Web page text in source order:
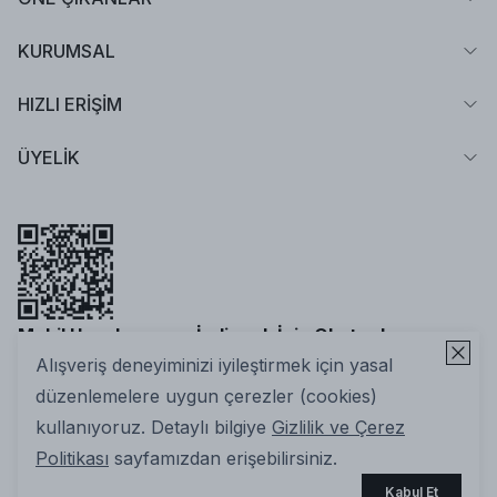
Alışveriş deneyiminizi iyileştirmek için yasal
düzenlemelere uygun çerezler (cookies)
kullanıyoruz. Detaylı bilgiye Gizlilik ve Çerez
Politikası sayfamızdan erişebilirsiniz.
Kabul Et
KURUMSAL
HIZLI ERİŞİM
ÜYELİK
Mobil Uygulamamızı İndirmek İçin Okutun!
2025 Nuuwears. Tüm Hakları Saklıdır | ikas E-ticaret